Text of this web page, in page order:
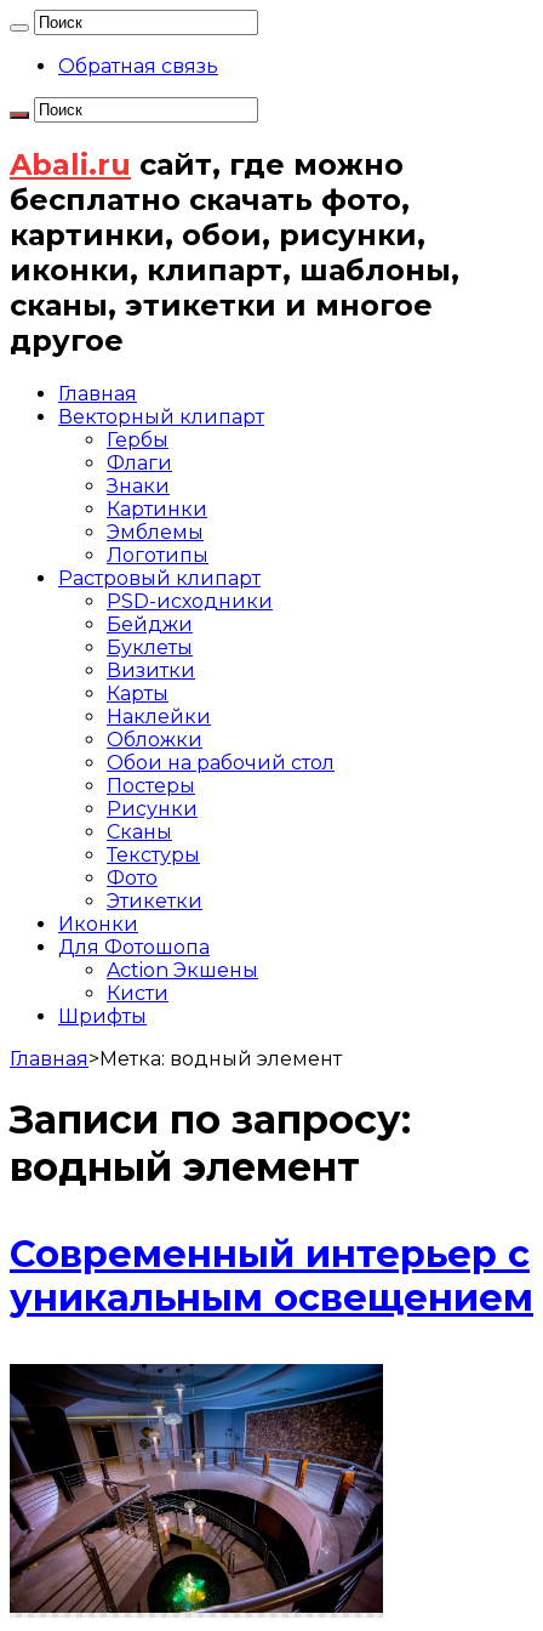
Обратная связь
Abali.ru сайт, где можно
бесплатно скачать фото,
картинки, обои, рисунки,
иконки, клипарт, шаблоны,
сканы, этикетки и многое
другое
Главная
Векторный клипарт
Гербы
Флаги
Знаки
Картинки
Эмблемы
Логотипы
Растровый клипарт
PSD-исходники
Бейджи
Буклеты
Визитки
Карты
Наклейки
Обложки
Обои на рабочий стол
Постеры
Рисунки
Сканы
Текстуры
Фото
Этикетки
Иконки
Для Фотошопа
Action Экшены
Кисти
Шрифты
Главная>Метка: водный элемент
Записи по запросу:
водный элемент
Современный интерьер с
уникальным освещением